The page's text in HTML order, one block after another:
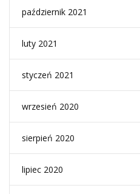
październik 2021
luty 2021
styczeń 2021
wrzesień 2020
sierpień 2020
lipiec 2020